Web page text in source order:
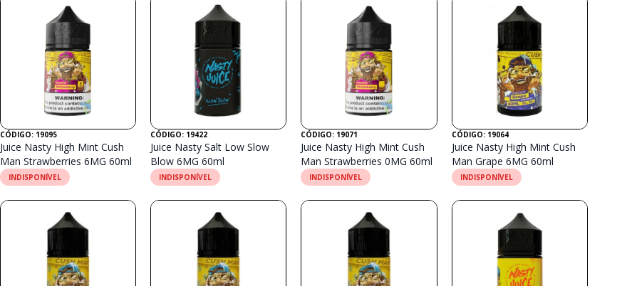
CÓDIGO: 19095
Juice Nasty High Mint Cush
Man Strawberries 6MG 60ml
INDISPONÍVEL
CÓDIGO: 19422
Juice Nasty Salt Low Slow
Blow 6MG 60ml
INDISPONÍVEL
CÓDIGO: 19071
Juice Nasty High Mint Cush
Man Strawberries 0MG 60ml
INDISPONÍVEL
CÓDIGO: 19064
Juice Nasty High Mint Cush
Man Grape 6MG 60ml
INDISPONÍVEL